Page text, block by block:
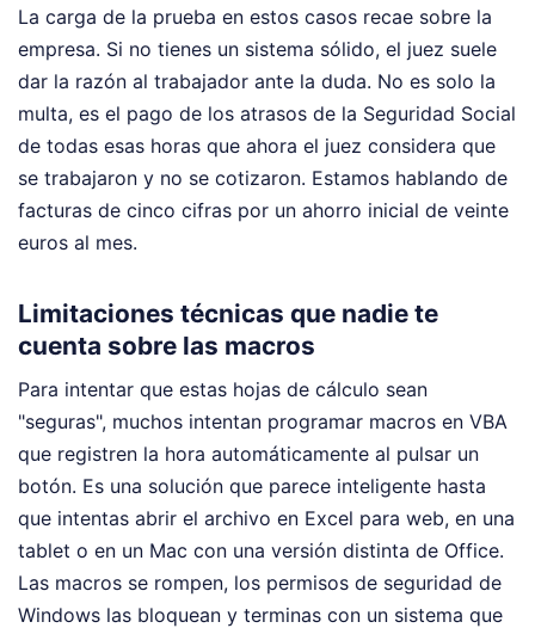
La carga de la prueba en estos casos recae sobre la
empresa. Si no tienes un sistema sólido, el juez suele
dar la razón al trabajador ante la duda. No es solo la
multa, es el pago de los atrasos de la Seguridad Social
de todas esas horas que ahora el juez considera que
se trabajaron y no se cotizaron. Estamos hablando de
facturas de cinco cifras por un ahorro inicial de veinte
euros al mes.
Limitaciones técnicas que nadie te
cuenta sobre las macros
Para intentar que estas hojas de cálculo sean
"seguras", muchos intentan programar macros en VBA
que registren la hora automáticamente al pulsar un
botón. Es una solución que parece inteligente hasta
que intentas abrir el archivo en Excel para web, en una
tablet o en un Mac con una versión distinta de Office.
Las macros se rompen, los permisos de seguridad de
Windows las bloquean y terminas con un sistema que